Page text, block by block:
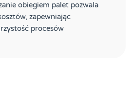
obiegiem palet pozwala
zapewniając
procesów